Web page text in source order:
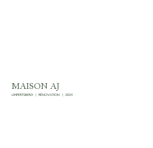
MAISON AJ
LIMPERTSBERG | RÉNOVATION | 2024